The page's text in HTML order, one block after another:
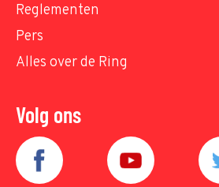
Reglementen
Pers
Alles over de Ring
Volg ons